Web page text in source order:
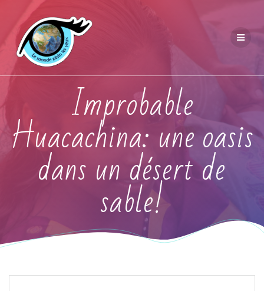
Improbable
Huacachina: une oasis
dans un désert de
sable!